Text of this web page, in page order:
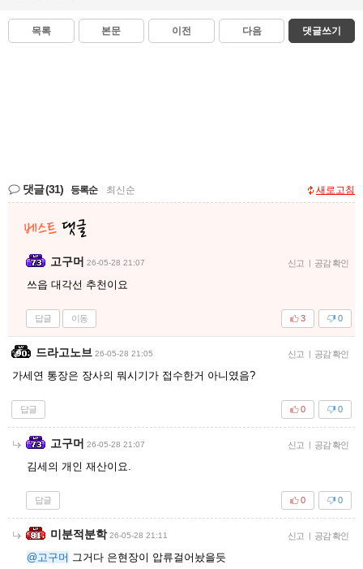
목록 본문 이전 다음 댓글쓰기
댓글(31) 등록순 최신순 새로고침
고구머 26-05-28 21:07 신고 | 공감 확인
쓰읍 대각선 추천이요
답글 이동 0
3
드라고노브 26-05-28 21:05 신고 | 공감 확인
가세연 통장은 장사의 뭐시기가 접수한거 아니였음?
답글 0
0
고구머 26-05-28 21:07 신고 | 공감 확인
김세의 개인 재산이요.
답글 0
0
미분적분학 26-05-28 21:11 신고 | 공감 확인
@고구머 그거다 은현장이 압류걸어놨을듯